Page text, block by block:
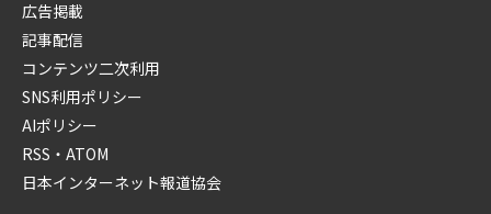
広告掲載
記事配信
コンテンツ二次利用
SNS利用ポリシー
AIポリシー
RSS・ATOM
日本インターネット報道協会